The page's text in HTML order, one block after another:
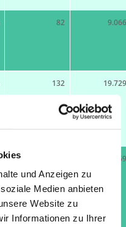
und Anzeigen zu
Medien anbieten
Website zu
Informationen zu Ihrer
82 9.066
132 19.729
112.869